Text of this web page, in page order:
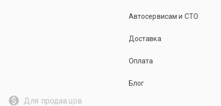
Автосервисам и СТО
Доставка
Оплата
Блог
Для продавцов